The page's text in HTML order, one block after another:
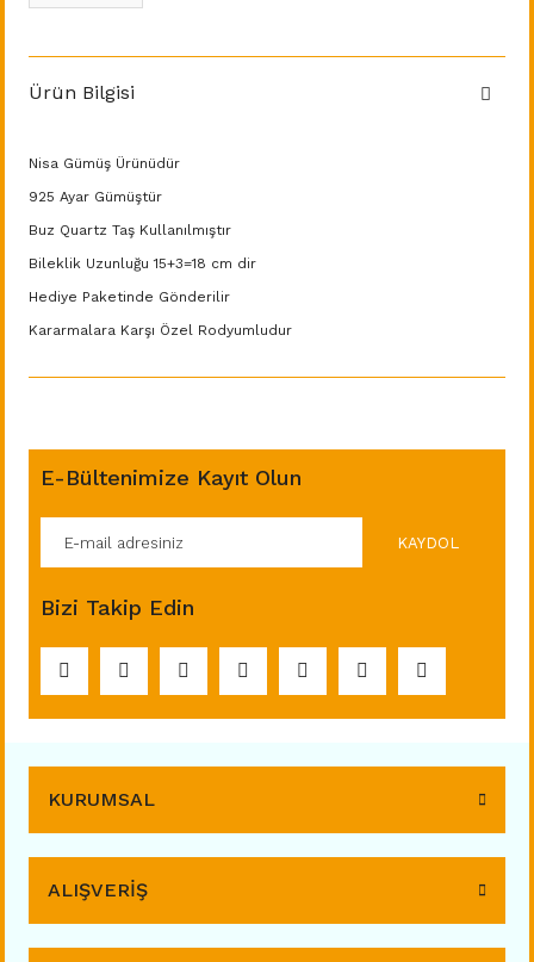
Ürün Bilgisi
Nisa Gümüş Ürünüdür
925 Ayar Gümüştür
Buz Quartz Taş Kullanılmıştır
Bileklik Uzunluğu 15+3=18 cm dir
Hediye Paketinde Gönderilir
Kararmalara Karşı Özel Rodyumludur
E-Bültenimize Kayıt Olun
KAYDOL
Bizi Takip Edin
KURUMSAL
ALIŞVERİŞ